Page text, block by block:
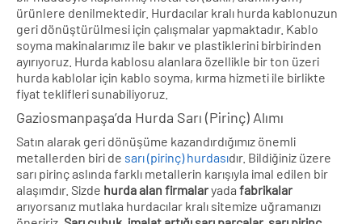
ürünlere denilmektedir. Hurdacılar kralı hurda kablonuzun
geri dönüştürülmesi için çalışmalar yapmaktadır. Kablo
soyma makinalarımız ile bakır ve plastiklerini birbirinden
ayırıyoruz. Hurda kablosu alanlara özellikle bir ton üzeri
hurda kablolar için kablo soyma, kırma hizmeti ile birlikte
fiyat teklifleri sunabiliyoruz.
Gaziosmanpaşa’da Hurda Sarı (Pirinç) Alımı
Satın alarak geri dönüşüme kazandırdığımız önemli
metallerden biri de sarı (pirinç) hurdasıdır. Bildiğiniz üzere
sarı pirinç aslında farklı metallerin karışıyla imal edilen bir
alaşımdır. Sizde hurda alan firmalaryada fabrikalar
arıyorsanız mutlaka hurdacılar kralı sitemize uğramanızı